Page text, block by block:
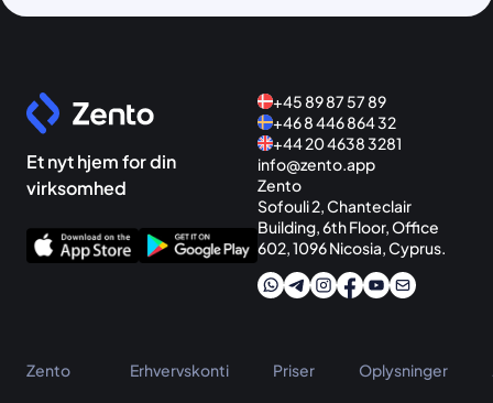
Et nyt hjem for din
virksomhed
+45 89 87 57 89
+46 8 446 864 32
+44 20 4638 3281
info@zento.app
Zento
Sofouli 2, Chanteclair
Building, 6th Floor, Office
602, 1096 Nicosia, Cyprus.
Zento Erhvervskonti Priser Oplysninger